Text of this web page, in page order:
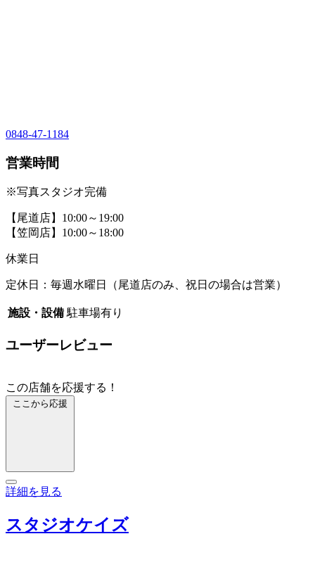
0848-47-1184
営業時間
※写真スタジオ完備
【尾道店】10:00～19:00
【笠岡店】10:00～18:00
休業日
定休日：毎週水曜日（尾道店のみ、祝日の場合は営業）
施設・設備 駐車場有り
ユーザーレビュー
この店舗を応援する！
ここから応援
詳細を見る
スタジオケイズ